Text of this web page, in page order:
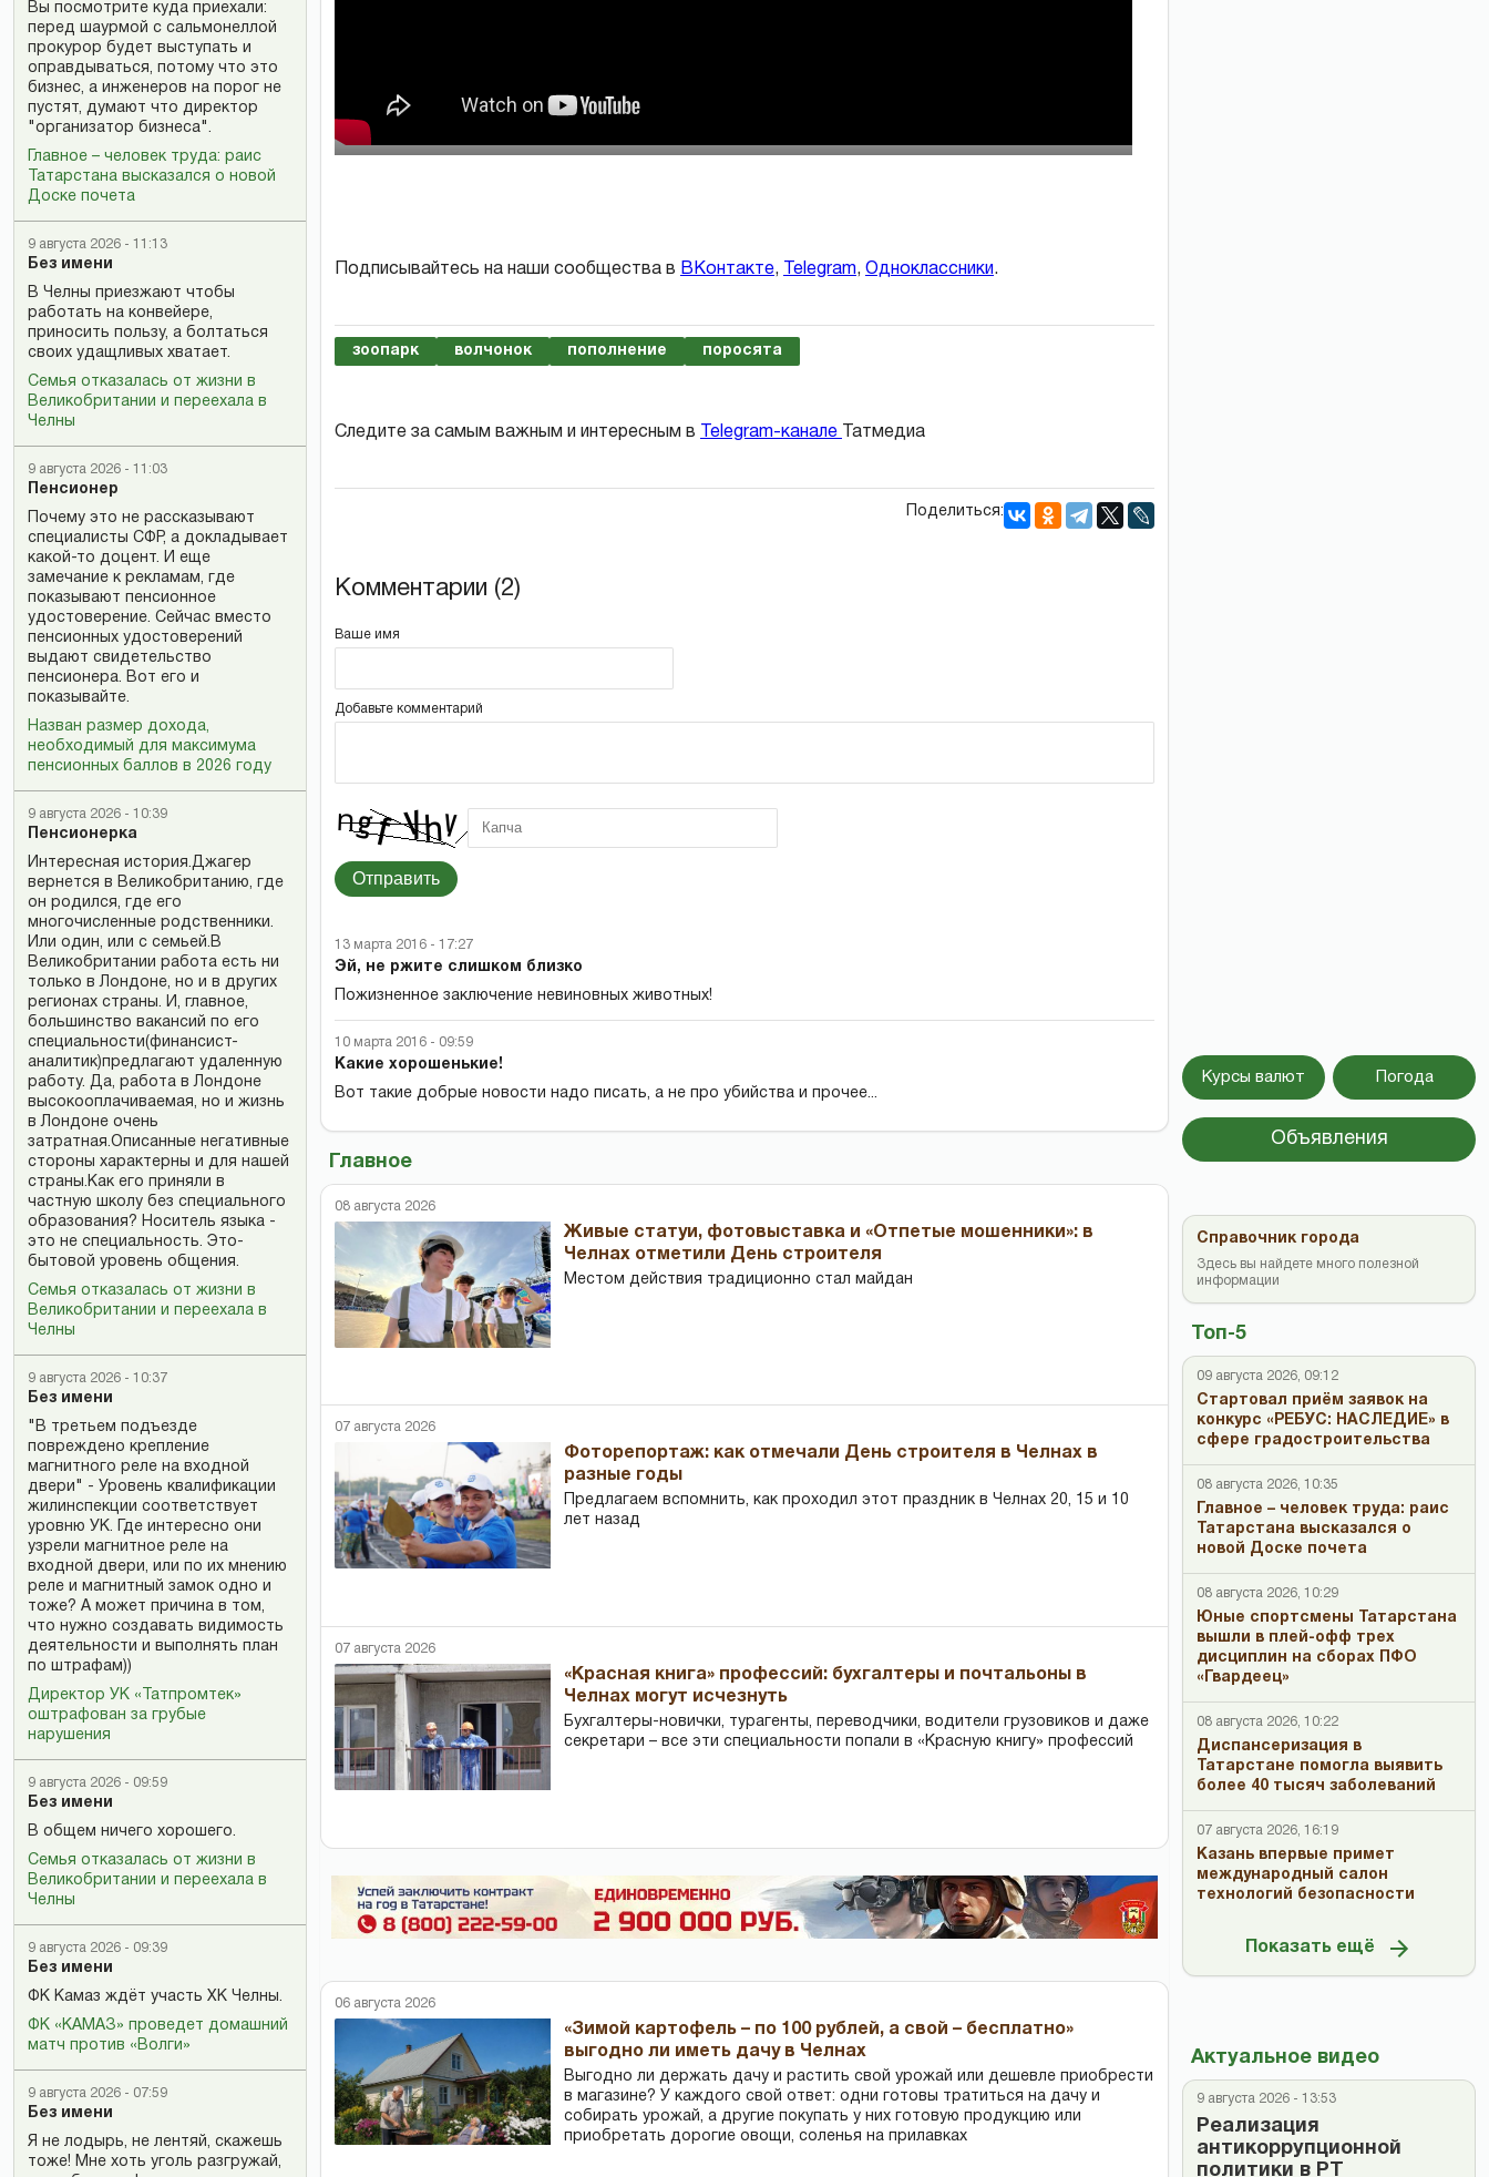
Вы посмотрите куда приехали:
перед шаурмой с сальмонеллой
прокурор будет выступать и
оправдываться, потому что это
бизнес, а инженеров на порог не
пустят, думают что директор
"организатор бизнеса".
Главное – человек труда: раис
Татарстана высказался о новой
Доске почета
9 августа 2026 - 11:13
Без имени
В Челны приезжают чтобы
работать на конвейере,
приносить пользу, а болтаться
своих удащливых хватает.
Семья отказалась от жизни в
Великобритании и переехала в
Челны
9 августа 2026 - 11:03
Пенсионер
Почему это не рассказывают
специалисты СФР, а докладывает
какой-то доцент. И еще
замечание к рекламам, где
показывают пенсионное
удостоверение. Сейчас вместо
пенсионных удостоверений
выдают свидетельство
пенсионера. Вот его и
показывайте.
Назван размер дохода,
необходимый для максимума
пенсионных баллов в 2026 году
9 августа 2026 - 10:39
Пенсионерка
Интересная история.Джагер
вернется в Великобританию, где
он родился, где его
многочисленные родственники.
Или один, или с семьей.В
Великобритании работа есть ни
только в Лондоне, но и в других
регионах страны. И, главное,
большинство вакансий по его
специальности(финансист-
аналитик)предлагают удаленную
работу. Да, работа в Лондоне
высокооплачиваемая, но и жизнь
в Лондоне очень
затратная.Описанные негативные
стороны характерны и для нашей
страны.Как его приняли в
частную школу без специального
образования? Носитель языка -
это не специальность. Это-
бытовой уровень общения.
Семья отказалась от жизни в
Великобритании и переехала в
Челны
9 августа 2026 - 10:37
Без имени
"В третьем подъезде
повреждено крепление
магнитного реле на входной
двери" - Уровень квалификации
жилинспекции соответствует
уровню УК. Где интересно они
узрели магнитное реле на
входной двери, или по их мнению
реле и магнитный замок одно и
тоже? А может причина в том,
что нужно создавать видимость
деятельности и выполнять план
по штрафам))
Директор УК «Татпромтек»
оштрафован за грубые
нарушения
9 августа 2026 - 09:59
Без имени
В общем ничего хорошего.
Семья отказалась от жизни в
Великобритании и переехала в
Челны
9 августа 2026 - 09:39
Без имени
ФК Камаз ждёт участь ХК Челны.
ФК «КАМАЗ» проведет домашний
матч против «Волги»
9 августа 2026 - 07:59
Без имени
Я не лодырь, не лентяй, скажешь
тоже! Мне хоть уголь разгружай,
Подписывайтесь на наши сообщества в ВКонтакте, Telegram, Одноклассники.
зоопарк волчонок пополнение поросята
Следите за самым важным и интересным в Telegram-канале Татмедиа
Поделиться:
Комментарии (2)
Ваше имя
Добавьте комментарий
Отправить
13 марта 2016 - 17:27
Эй, не ржите слишком близко
Пожизненное заключение невиновных животных!
10 марта 2016 - 09:59
Какие хорошенькие!
Вот такие добрые новости надо писать, а не про убийства и прочее...
Главное
08 августа 2026
Живые статуи, фотовыставка и «Отпетые мошенники»: в
Челнах отметили День строителя
Местом действия традиционно стал майдан
07 августа 2026
Фоторепортаж: как отмечали День строителя в Челнах в
разные годы
Предлагаем вспомнить, как проходил этот праздник в Челнах 20, 15 и 10
лет назад
07 августа 2026
«Красная книга» профессий: бухгалтеры и почтальоны в
Челнах могут исчезнуть
Бухгалтеры-новички, тур­агенты, переводчики, водители грузовиков и даже
секретари – все эти специальности попали в «Красную книгу» профессий
06 августа 2026
«Зимой картофель – по 100 рублей, а свой – бесплатно»
выгодно ли иметь дачу в Челнах
Выгодно ли держать дачу и растить свой урожай или дешевле приобрести
в магазине? У каждого свой ответ: одни готовы тратиться на дачу и
собирать урожай, а другие покупать у них готовую продукцию или
приобретать дорогие овощи, соленья на прилавках
Курсы валют Погода
Объявления
Топ-5
09 августа 2026, 09:12
Стартовал приём заявок на
конкурс «РЕБУС: НАСЛЕДИЕ» в
сфере градостроительства
08 августа 2026, 10:35
Главное – человек труда: раис
Татарстана высказался о
новой Доске почета
08 августа 2026, 10:29
Юные спортсмены Татарстана
вышли в плей-офф трех
дисциплин на сборах ПФО
«Гвардеец»
08 августа 2026, 10:22
Диспансеризация в
Татарстане помогла выявить
более 40 тысяч заболеваний
07 августа 2026, 16:19
Казань впервые примет
международный салон
технологий безопасности
Показать ещё
Актуальное видео
9 августа 2026 - 13:53
Реализация
антикоррупционной
политики в РТ
Справочник города
Здесь вы найдете много полезной
информации